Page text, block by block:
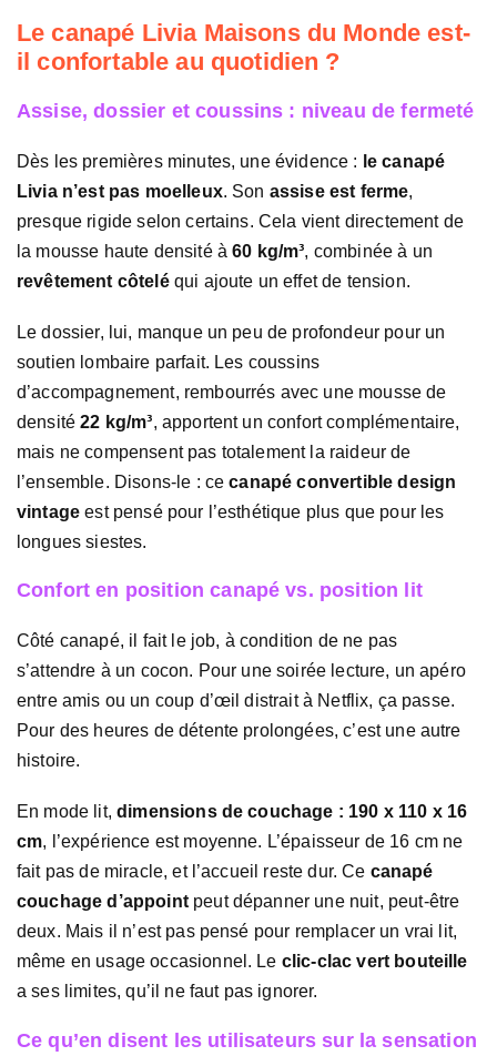
Le canapé Livia Maisons du Monde est-
il confortable au quotidien ?
Assise, dossier et coussins : niveau de fermeté
Dès les premières minutes, une évidence : le canapé
Livia n’est pas moelleux. Son assise est ferme,
presque rigide selon certains. Cela vient directement de
la mousse haute densité à60 kg/m³, combinée à un
revêtement côteléqui ajoute un effet de tension.
Le dossier, lui, manque un peu de profondeur pour un
soutien lombaire parfait. Les coussins
d’accompagnement, rembourrés avec une mousse de
densité22 kg/m³, apportent un confort complémentaire,
mais ne compensent pas totalement la raideur de
l’ensemble. Disons-le : cecanapé convertible design
vintage est pensé pour l’esthétique plus que pour les
longues siestes.
Confort en position canapé vs. position lit
Côté canapé, il fait le job, à condition de ne pas
s’attendre à un cocon. Pour une soirée lecture, un apéro
entre amis ou un coup d’œil distrait à Netflix, ça passe.
Pour des heures de détente prolongées, c’est une autre
histoire.
En mode lit,dimensions de couchage : 190 x 110 x 16
cm, l’expérience est moyenne. L’épaisseur de 16 cm ne
fait pas de miracle, et l’accueil reste dur. Ce canapé
couchage d’appointpeut dépanner une nuit, peut-être
deux. Mais il n’est pas pensé pour remplacer un vrai lit,
même en usage occasionnel. Le clic-clac vert bouteille
a ses limites, qu’il ne faut pas ignorer.
Ce qu’en disent les utilisateurs sur la sensation